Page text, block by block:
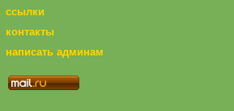
ссылки
контакты
написать админам